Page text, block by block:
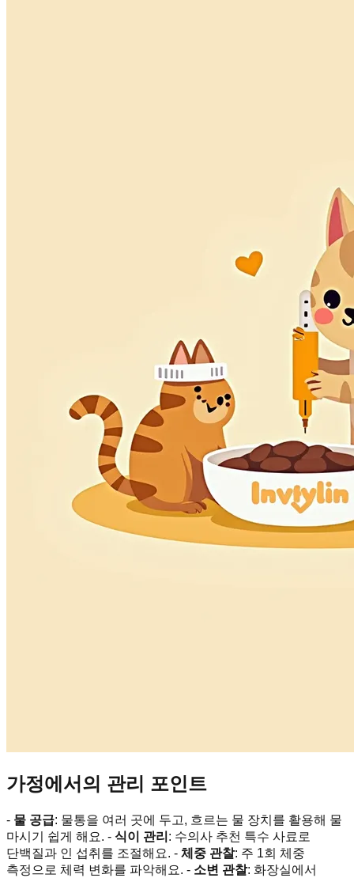
가정에서의 관리 포인트
- 물 공급: 물통을 여러 곳에 두고, 흐르는 물 장치를 활용해 물
마시기 쉽게 해요. - 식이 관리 : 수의사 추천 특수 사료로
단백질과 인 섭취를 조절해요. - 체중 관찰: 주 1회 체중
측정으로 체력 변화를 파악해요. - 소변 관찰: 화장실에서